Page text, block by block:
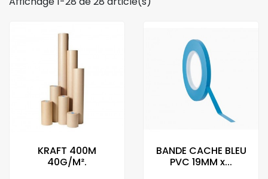
KRAFT 400M
40G/M².
BANDE CACHE BLEU
PVC 19MM x...